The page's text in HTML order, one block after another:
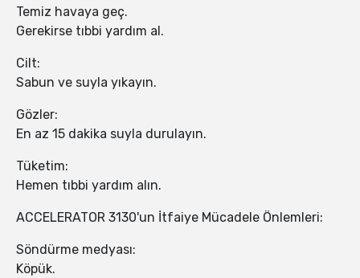
Temiz havaya geç.
Gerekirse tıbbi yardım al.
Cilt:
Sabun ve suyla yıkayın.
Gözler:
En az 15 dakika suyla durulayın.
Tüketim:
Hemen tıbbi yardım alın.
ACCELERATOR 3130'un İtfaiye Mücadele Önlemleri:
Söndürme medyası:
Köpük.